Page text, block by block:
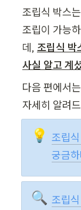
조립식 박스
조립이 가능
데, 조립식 박
사실 알고 계
다음 편에서
자세히 알려
💡 조립
궁금
🔍 조립